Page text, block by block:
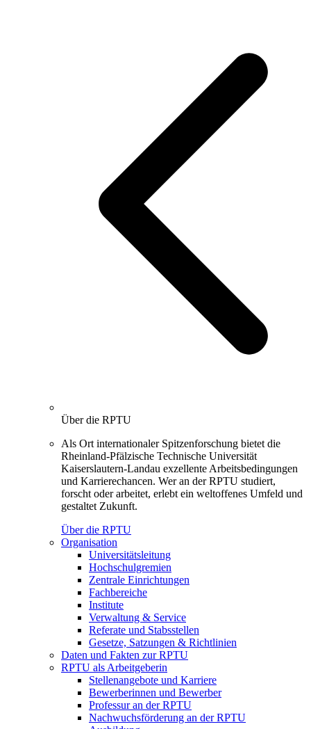
Über die RPTU
Als Ort internationaler Spitzenforschung bietet die
Rheinland-Pfälzische Technische Universität
Kaiserslautern-Landau exzellente Arbeitsbedingungen
und Karrierechancen. Wer an der RPTU studiert,
forscht oder arbeitet, erlebt ein weltoffenes Umfeld und
gestaltet Zukunft.
Über die RPTU
Organisation
Universitätsleitung
Hochschulgremien
Zentrale Einrichtungen
Fachbereiche
Institute
Verwaltung & Service
Referate und Stabsstellen
Gesetze, Satzungen & Richtlinien
Daten und Fakten zur RPTU
RPTU als Arbeitgeberin
Stellenangebote und Karriere
Bewerberinnen und Bewerber
Professur an der RPTU
Nachwuchsförderung an der RPTU